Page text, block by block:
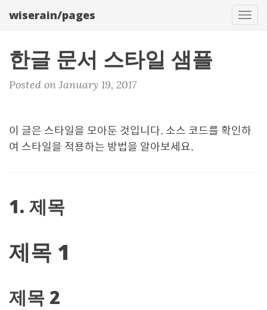
wiserain/pages
한글 문서 스타일 샘플
Posted on January 19, 2017
이 글은 스타일을 모아둔 것입니다. 소스 코드를 확인하
여 스타일을 적용하는 방법을 알아보세요.
1. 제목
제목 1
제목 2